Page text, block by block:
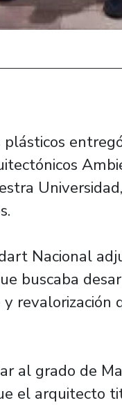
plásticos
Nacional
buscaba
revalorización
al grado de
el arquitecto